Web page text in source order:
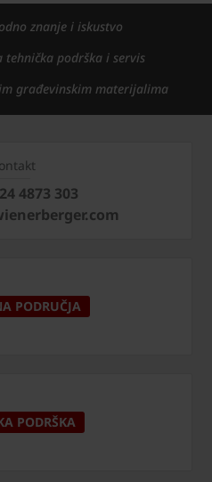
znanje i iskustvo
tehnička podrška i servis
građevinskim materijalima
4873 303
PODRUČJA
PODRŠKA